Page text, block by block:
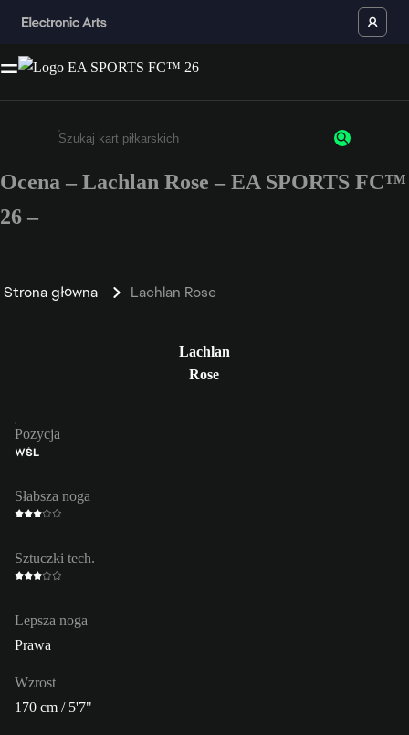
Wpisz co najmniej 3 znaki lub cyfry.
Ocena – Lachlan Rose – EA SPORTS FC™
26 –
Strona główna Lachlan Rose
Lachlan
Rose
Pozycja
WŚL
Słabsza noga
Sztuczki tech.
Lepsza noga
Prawa
Wzrost
170 cm / 5'7"